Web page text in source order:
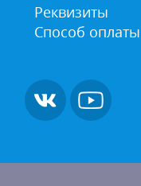
Реквизиты
Способ оплаты